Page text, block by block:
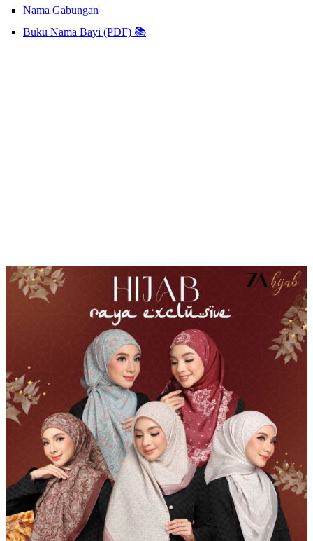
Nama Gabungan
Buku Nama Bayi (PDF) 📚